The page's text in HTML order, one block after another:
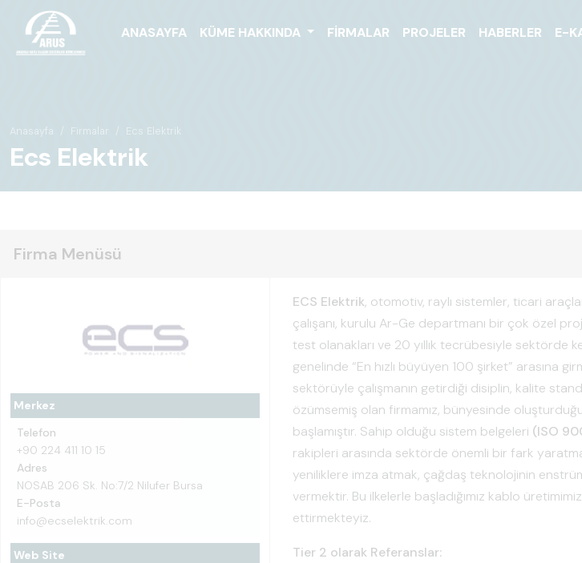
ANASAYFA KÜME HAKKINDA FIRMALAR PROJELER HABERLER E-
Anasayfa Firmalar Ecs Elektrik
Ecs Elektrik
Firma Menüsü
Merkez
Telefon
+90 224 411 10 15
Adres
NOSAB 206 Sk. No:7/2 Nilufer Bursa
E-Posta
info@ecselektrik.com
Web Site
ECS Elektrik, otomotiv, raylı sistemler, ticari
çalışanı, kurulu Ar-Ge departmanı bir çok özel
test olanakları ve 20 yıllık tecrübesiyle sektörde
genelinde “En hızlı büyüyen 100 şirket” arasına
sektörüyle çalışmanın getirdiği disiplin, kalite
özümsemiş olan firmamız, bünyesinde
başlamıştır. Sahip olduğu sistem belgeleri (ISO
rakipleri arasında sektörde önemli bir fark
yeniliklere imza atmak, çağdaş teknolojinin
vermektir. Bu ilkelerle başladığımız kablo
ettirmekteyiz.
Tier 2 olarak Referanslar: